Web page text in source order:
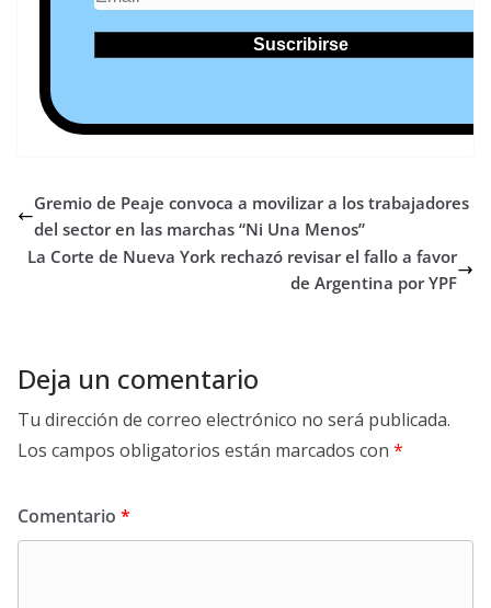
Gremio de Peaje convoca a movilizar a los trabajadores
del sector en las marchas “Ni Una Menos”
La Corte de Nueva York rechazó revisar el fallo a favor
de Argentina por YPF
Deja un comentario
Tu dirección de correo electrónico no será publicada.
Los campos obligatorios están marcados con *
Comentario *